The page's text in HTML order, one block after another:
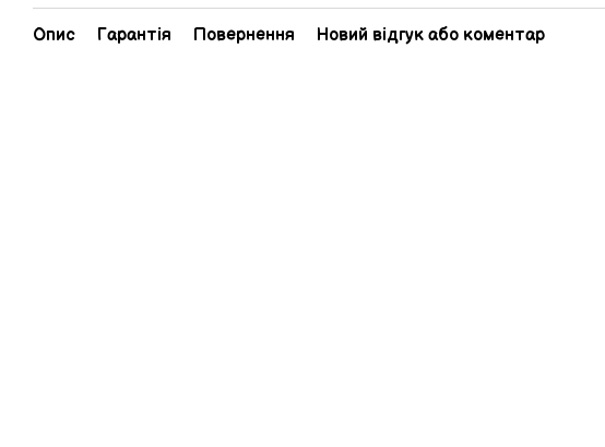
Опис Гарантія Повернення Новий відгук або коментар